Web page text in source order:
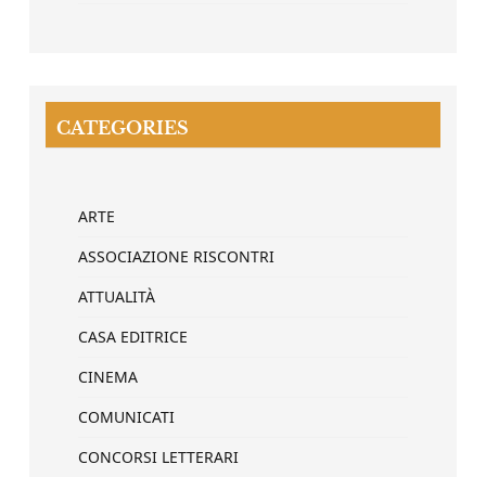
CATEGORIES
ARTE
ASSOCIAZIONE RISCONTRI
ATTUALITÀ
CASA EDITRICE
CINEMA
COMUNICATI
CONCORSI LETTERARI